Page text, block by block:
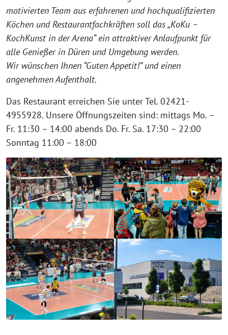
motivierten Team aus erfahrenen und hochqualifizierten
Köchen und Restaurantfachkräften soll das „KoKu –
KochKunst in der Arena“ ein attraktiver Anlaufpunkt für
alle Genießer in Düren und Umgebung werden.
Wir wünschen Ihnen “Guten Appetit!” und einen
angenehmen Aufenthalt.
Das Restaurant erreichen Sie unter Tel. 02421-
4955928. Unsere Öffnungszeiten sind: mittags Mo. –
Fr. 11:30 – 14:00 abends Do. Fr. Sa. 17:30 – 22:00
Sonntag 11:00 – 18:00